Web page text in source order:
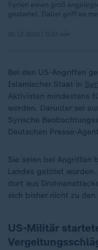
Syrien einen groß
gestartet. Dabei griff es
Bei den US-Angriffen
Islamischer Staat in
Aktivisten mindestens
worden. Darunter sei
Syrische
Deutschen Presse-
Sie seien bei Angriffen
Landes getötet
dort aus
sich bisher nicht zu den
US-Militär